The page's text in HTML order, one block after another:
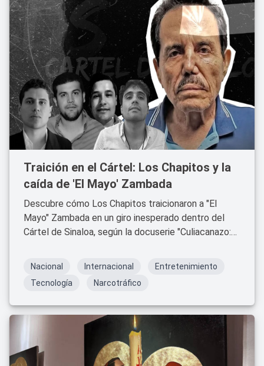
Traición en el Cártel: Los Chapitos y la
caída de 'El Mayo' Zambada
Descubre cómo Los Chapitos traicionaron a "El
Mayo" Zambada en un giro inesperado dentro del
Cártel de Sinaloa, según la docuserie "Culiacanazo:
Nacional Internacional
Entretenimiento
Tecnología
Narcotráfico